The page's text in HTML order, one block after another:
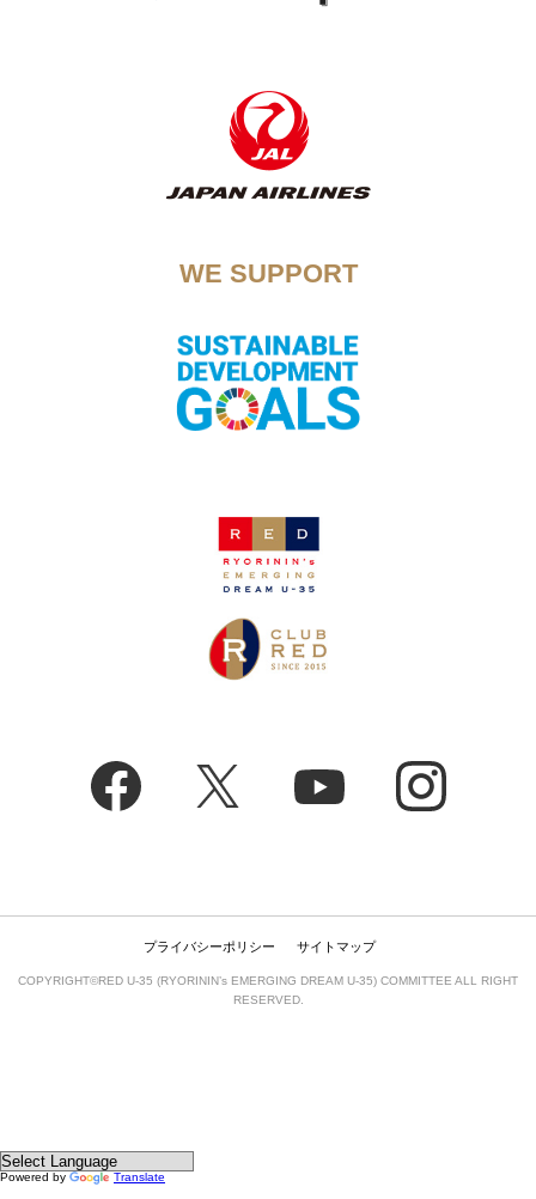
WE SUPPORT
プライバシーポリシー サイトマップ
COPYRIGHT©RED U-35 (RYORININ’s EMERGING DREAM U-35) COMMITTEE ALL RIGHT
RESERVED.
Powered by Translate